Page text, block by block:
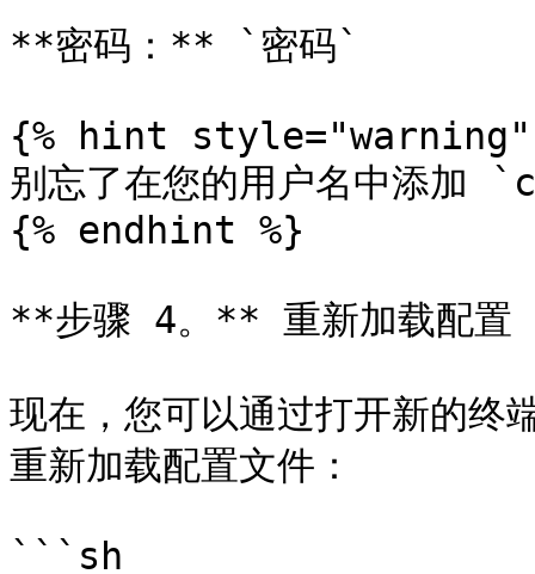
**密码：** `密码`
{% hint style="warning"
别忘了在您的用户名中添加
{% endhint %}
**步骤 4。** 重新加载配置
现在，您可以通过打开新的终
重新加载配置文件：
```sh